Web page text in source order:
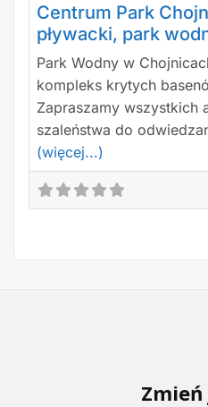
Centrum Park
pływacki, park
Park Wodny w
kompleks krytych
Zapraszamy wszystkich
szaleństwa do
(więcej...)